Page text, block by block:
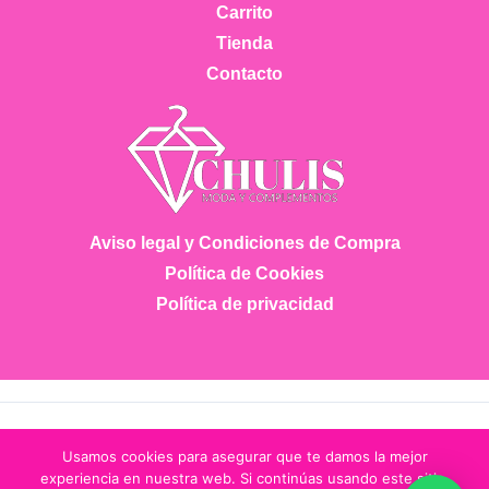
Carrito
Tienda
Contacto
Aviso legal y Condiciones de Compra
Política de Cookies
Política de privacidad
Usamos cookies para asegurar que te damos la mejor
experiencia en nuestra web. Si continúas usando este sitio,